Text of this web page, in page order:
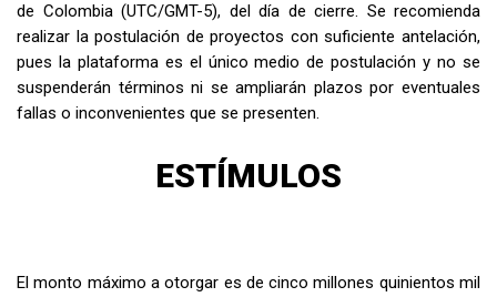
de Colombia (UTC/GMT-5), del día de cierre. Se recomienda
realizar la postulación de proyectos con suficiente antelación,
pues la plataforma es el único medio de postulación y no se
suspenderán términos ni se ampliarán plazos por eventuales
fallas o inconvenientes que se presenten.
ESTÍMULOS
El monto máximo a otorgar es decinco millones quinientos mil